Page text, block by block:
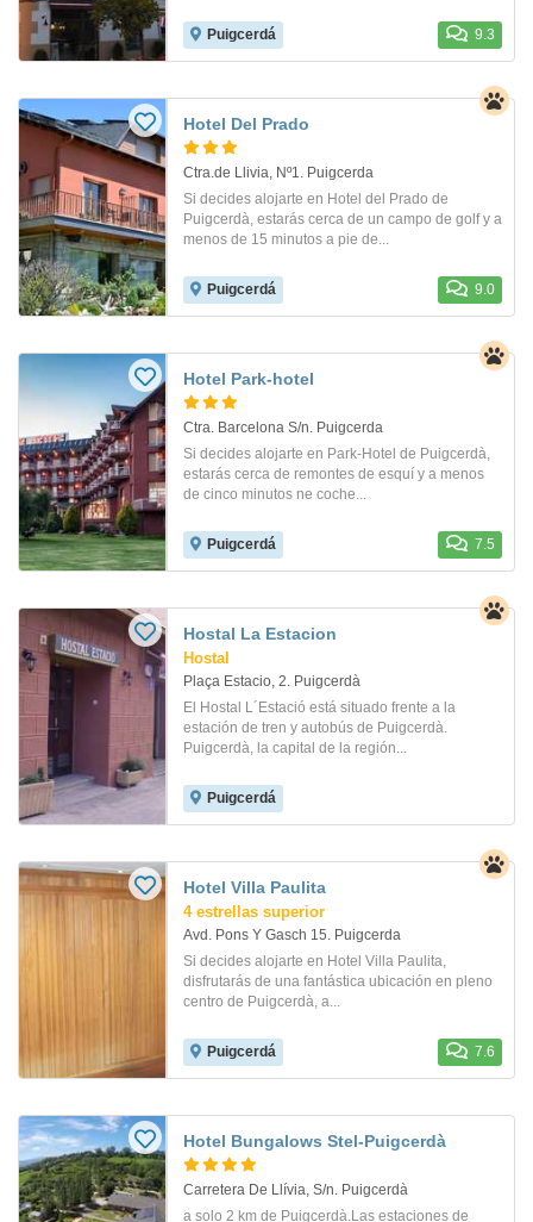
Puigcerdá 9.3
Hotel Del Prado
Ctra.de Llivia, Nº1. Puigcerda
Si decides alojarte en Hotel del Prado de
Puigcerdà, estarás cerca de un campo de golf y a
menos de 15 minutos a pie de...
Puigcerdá 9.0
Hotel Park-hotel
Ctra. Barcelona S/n. Puigcerda
Si decides alojarte en Park-Hotel de Puigcerdà,
estarás cerca de remontes de esquí y a menos
de cinco minutos ne coche...
Puigcerdá 7.5
Hostal La Estacion
Hostal
Plaça Estacio, 2. Puigcerdà
El Hostal L´Estació está situado frente a la
estación de tren y autobús de Puigcerdà.
Puigcerdà, la capital de la región...
Puigcerdá
Hotel Villa Paulita
4 estrellas superior
Avd. Pons Y Gasch 15. Puigcerda
Si decides alojarte en Hotel Villa Paulita,
disfrutarás de una fantástica ubicación en pleno
centro de Puigcerdà, a...
Puigcerdá 7.6
Hotel Bungalows Stel-Puigcerdà
Carretera De Llívia, S/n. Puigcerdà
a solo 2 km de Puigcerdà.Las estaciones de